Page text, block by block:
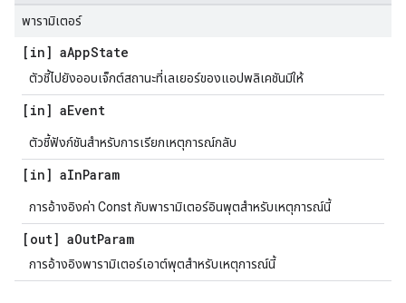
พารามิเตอร์
[in] aAppState
ตัวชี้ไปยังออบเจ็กต์สถานะที่เลเยอร์ของแอปพลิเคชันมีให้
[in] aEvent
ตัวชี้ฟังก์ชันสำหรับการเรียกเหตุการณ์กลับ
[in] aInParam
การอ้างอิงค่า Const กับพารามิเตอร์อินพุตสำหรับเหตุการณ์นี้
[out] aOutParam
การอ้างอิงพารามิเตอร์เอาต์พุตสําหรับเหตุการณ์นี้